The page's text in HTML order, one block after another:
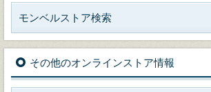
モンベルストア検索
その他のオンラインストア情報